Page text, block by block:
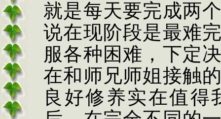
就是每天要完成两
说在现阶段是最难
服各种困难，下定
在和师兄师姐接触
良好修养实在值得